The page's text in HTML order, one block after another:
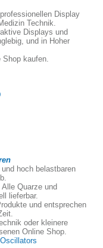
Display
Technik.
Displays und
und in Hoher
Shop kaufen.
hoch belastbaren
Quarze und
lieferbar.
und entsprechen
oder kleinere
Online Shop.